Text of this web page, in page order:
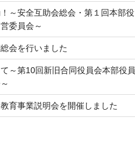
～安全互助会総会・第１回本部役
委員会～
会を行いました
～第10回新旧合同役員会本部役員
育事業説明会を開催しました